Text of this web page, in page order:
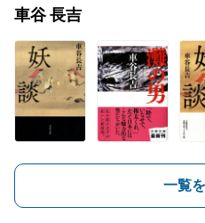
車谷 長吉
一覧